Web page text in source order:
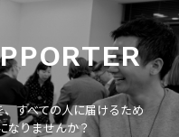
すべての人に届けるため
なりませんか？